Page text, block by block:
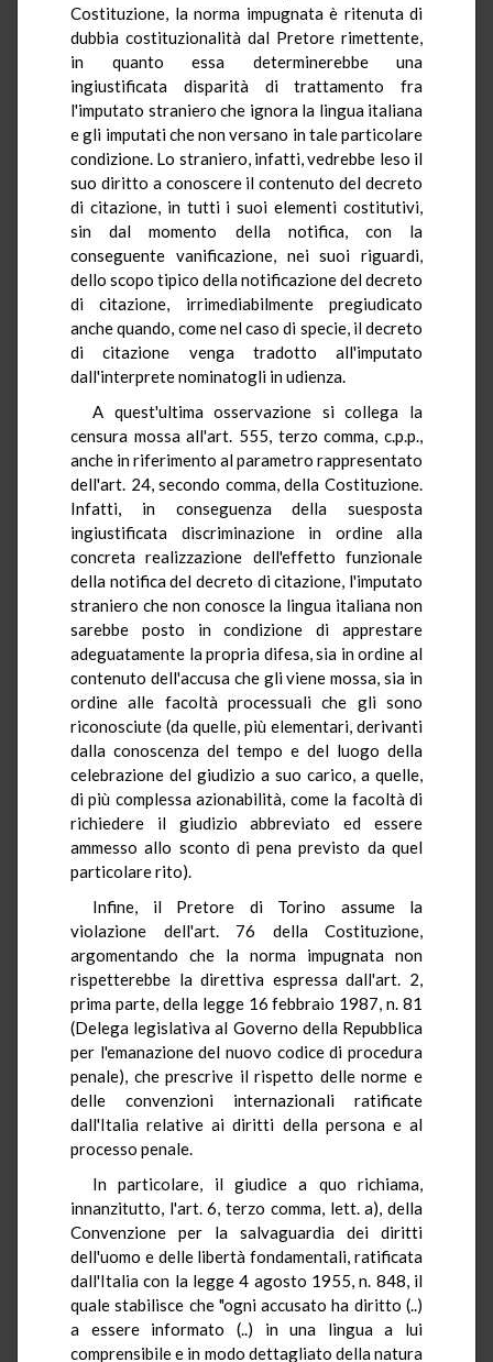
Costituzione, la norma impugnata è ritenuta di
dubbia costituzionalità dal Pretore rimettente,
in quanto essa determinerebbe una
ingiustificata disparità di trattamento fra
l'imputato straniero che ignora la lingua italiana
e gli imputati che non versano in tale particolare
condizione. Lo straniero, infatti, vedrebbe leso il
suo diritto a conoscere il contenuto del decreto
di citazione, in tutti i suoi elementi costitutivi,
sin dal momento della notifica, con la
conseguente vanificazione, nei suoi riguardi,
dello scopo tipico della notificazione del decreto
di citazione, irrimediabilmente pregiudicato
anche quando, come nel caso di specie, il decreto
di citazione venga tradotto all'imputato
dall'interprete nominatogli in udienza.
A quest'ultima osservazione si collega la
censura mossa all'art. 555, terzo comma, c.p.p.,
anche in riferimento al parametro rappresentato
dell'art. 24, secondo comma, della Costituzione.
Infatti, in conseguenza della suesposta
ingiustificata discriminazione in ordine alla
concreta realizzazione dell'effetto funzionale
della notifica del decreto di citazione, l'imputato
straniero che non conosce la lingua italiana non
sarebbe posto in condizione di apprestare
adeguatamente la propria difesa, sia in ordine al
contenuto dell'accusa che gli viene mossa, sia in
ordine alle facoltà processuali che gli sono
riconosciute (da quelle, più elementari, derivanti
dalla conoscenza del tempo e del luogo della
celebrazione del giudizio a suo carico, a quelle,
di più complessa azionabilità, come la facoltà di
richiedere il giudizio abbreviato ed essere
ammesso allo sconto di pena previsto da quel
particolare rito).
Infine, il Pretore di Torino assume la
violazione dell'art. 76 della Costituzione,
argomentando che la norma impugnata non
rispetterebbe la direttiva espressa dall'art. 2,
prima parte, della legge 16 febbraio 1987, n. 81
(Delega legislativa al Governo della Repubblica
per l'emanazione del nuovo codice di procedura
penale), che prescrive il rispetto delle norme e
delle convenzioni internazionali ratificate
dall'Italia relative ai diritti della persona e al
processo penale.
In particolare, il giudice a quo richiama,
innanzitutto, l'art. 6, terzo comma, lett. a), della
Convenzione per la salvaguardia dei diritti
dell'uomo e delle libertà fondamentali, ratificata
dall'Italia con la legge 4 agosto 1955, n. 848, il
quale stabilisce che "ogni accusato ha diritto (..)
a essere informato (..) in una lingua a lui
comprensibile e in modo dettagliato della natura